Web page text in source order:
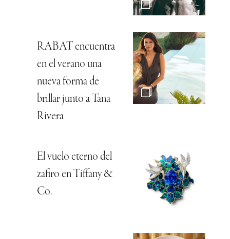
RABAT encuentra
en el verano una
nueva forma de
brillar junto a Tana
Rivera
El vuelo eterno del
zafiro en Tiffany &
Co.